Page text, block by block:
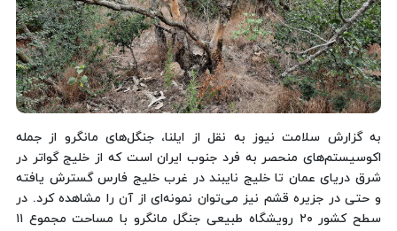
به گزارش سلامت نیوز به نقل از ایلنا، جنگل‌های مانگرو از جمله
اکوسیستم‌های منحصر به فرد جنوب ایران است که از خلیج گواتر در
شرق دریای عمان تا خلیج نایبند در غرب خلیج فارس گسترش یافته
و حتی در جزیره قشم نیز می‌توان نمونه‌ای از آن را مشاهده کرد. در
سطح کشور ۲۰ رویشگاه طبیعی جنگل مانگرو با مساحت مجموع ۱۱